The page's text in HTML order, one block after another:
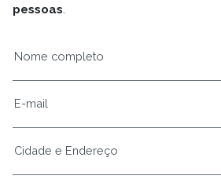
pessoas.